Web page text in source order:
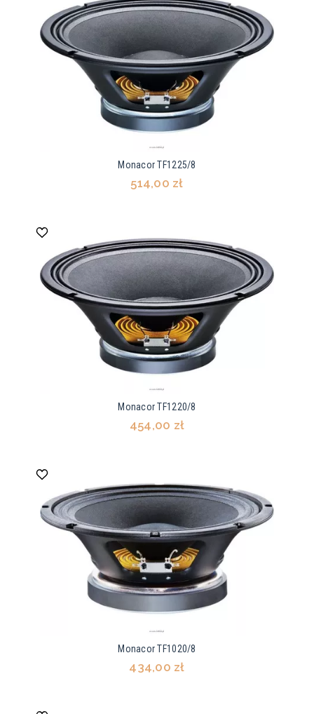
Monacor TF1225/8
514,00 zł
Monacor TF1220/8
454,00 zł
Monacor TF1020/8
434,00 zł